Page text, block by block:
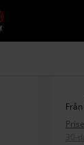
Från
30-